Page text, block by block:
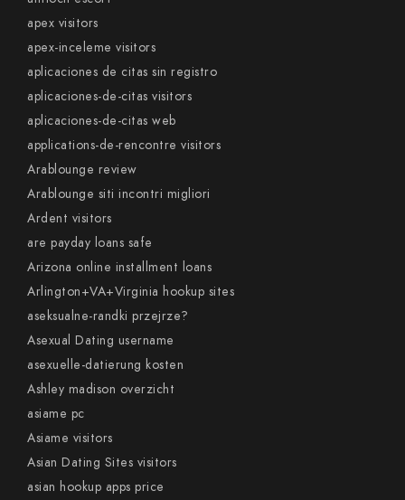
apex visitors
apex-inceleme visitors
aplicaciones de citas sin registro
aplicaciones-de-citas visitors
aplicaciones-de-citas web
applications-de-rencontre visitors
Arablounge review
Arablounge siti incontri migliori
Ardent visitors
are payday loans safe
Arizona online installment loans
Arlington+VA+Virginia hookup sites
aseksualne-randki przejrze?
Asexual Dating username
asexuelle-datierung kosten
Ashley madison overzicht
asiame pc
Asiame visitors
Asian Dating Sites visitors
asian hookup apps price